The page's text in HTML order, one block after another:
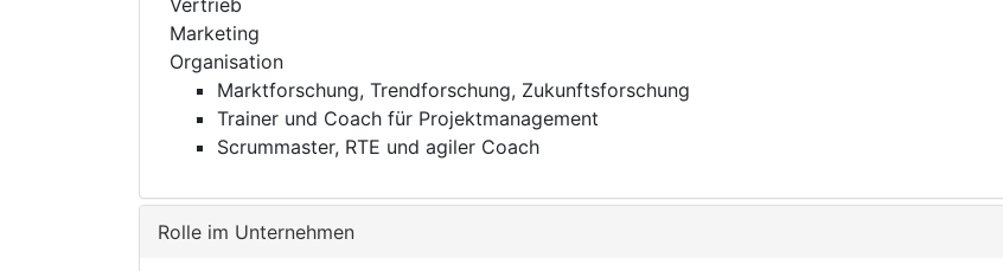
Vertrieb
Marketing
Organisation
Marktforschung, Trendforschung, Zukunftsforschung
Trainer und Coach für Projektmanagement
Scrummaster, RTE und agiler Coach
Rolle im Unternehmen